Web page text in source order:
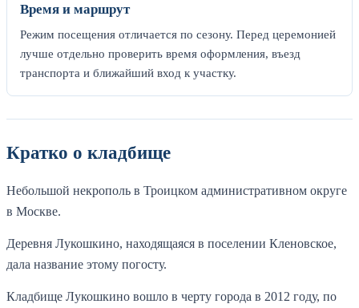
Время и маршрут
Режим посещения отличается по сезону. Перед церемонией
лучше отдельно проверить время оформления, въезд
транспорта и ближайший вход к участку.
Кратко о кладбище
Небольшой некрополь в Троицком административном округе
в Москве.
Деревня Лукошкино, находящаяся в поселении Кленовское,
дала название этому погосту.
Кладбище Лукошкино вошло в черту города в 2012 году, по